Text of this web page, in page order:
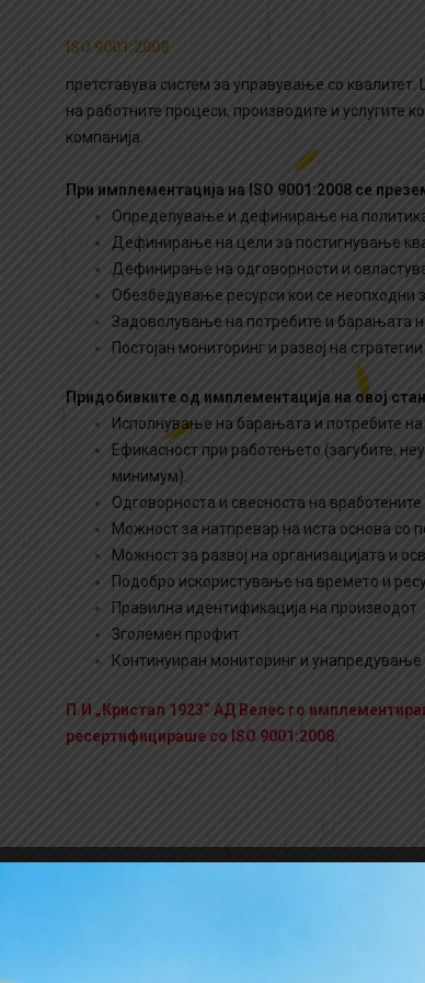
ISO 9001:2008
претставува систем за управување со
на работните процеси, производите и услугите
компанија.
При имплементација на ISO 9001:2008 се
Определување и дефинирање на политика
Дефинирање на цели за постигнување
Дефинирање на одговорности и
Обезбедување ресурси кои се неопходни
Задоволување на потребите и барањата
Постојан мониторинг и развој на
Придобивките од имплементација на овој
Исполнување на барањата и потребите на
Ефикасност при работењето (загубите,
минимум).
Одговорноста и свесноста на вработените
Можност за натпревар на иста основа со
Можност за развој на организацијата и
Подобро искористување на времето и
Правилна идентификација на производот
Зголемен профит
Континуиран мониторинг и унапредување
П.И „Кристал 1923“ АД Велес го
ресертифицираше со ISO 9001:2008.
за анализа на
системот се
на нивната